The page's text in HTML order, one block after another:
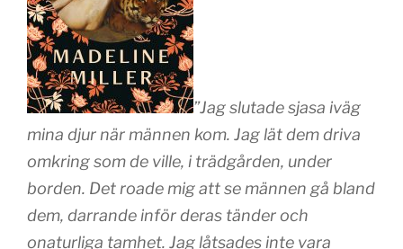
”Jag slutade sjasa iväg
mina djur när männen kom. Jag lät dem driva
omkring som de ville, i trädgården, under
borden. Det roade mig att se männen gå bland
dem, darrande inför deras tänder och
onaturliga tamhet. Jag låtsades inte vara